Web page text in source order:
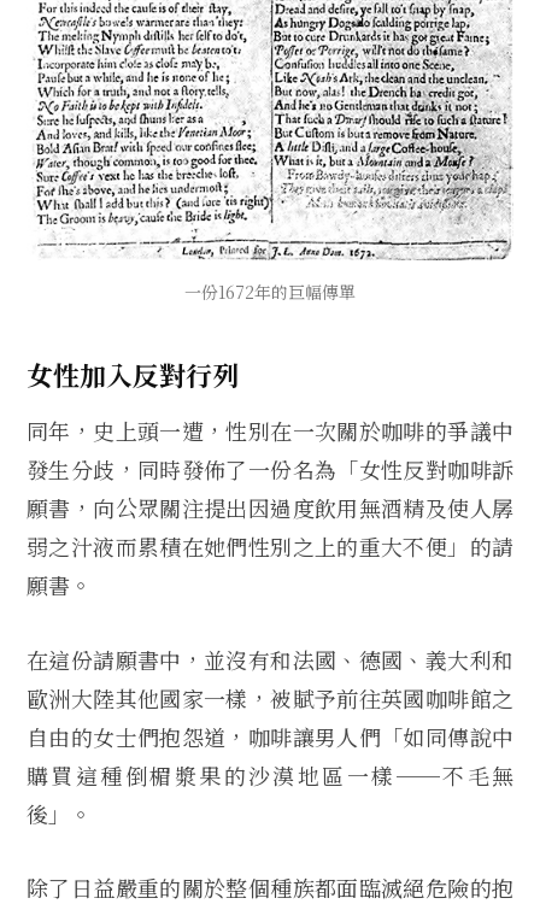
一份1672年的巨幅傳單
女性加入反對行列
同年，史上頭一遭，性別在一次關於咖啡的爭議中
發生分歧，同時發佈了一份名為「女性反對咖啡訴
願書，向公眾關注提出因過度飲用無酒精及使人孱
弱之汁液而累積在她們性別之上的重大不便」的請
願書。
在這份請願書中，並沒有和法國、德國、義大利和
歐洲大陸其他國家一樣，被賦予前往英國咖啡館之
自由的女士們抱怨道，咖啡讓男人們「如同傳說中
購買這種倒楣漿果的沙漠地區一樣──不毛無
後」。
除了日益嚴重的關於整個種族都面臨滅絕危險的抱